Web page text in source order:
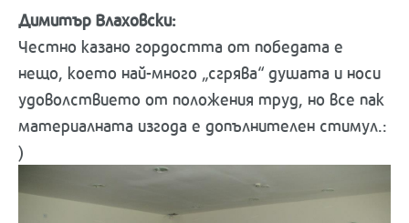
Димитър Влаховски:
Честно казано гордостта от победата е
нещо, което най-много „сгрява“ душата и носи
удоволствието от положения труд, но все пак
материалната изгода е допълнителен стимул.:
)